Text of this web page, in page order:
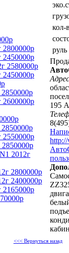
2580000р
2012г
2800000р
2400000р
кол-
руль
195
<<< Вернуться назад